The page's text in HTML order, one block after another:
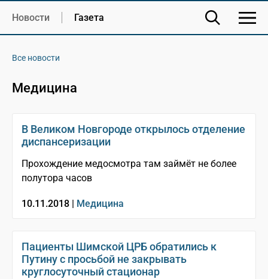
Новости Газета
Все новости
Медицина
В Великом Новгороде открылось отделение
диспансеризации
Прохождение медосмотра там займёт не более
полутора часов
10.11.2018 | Медицина
Пациенты Шимской ЦРБ обратились к
Путину с просьбой не закрывать
круглосуточный стационар